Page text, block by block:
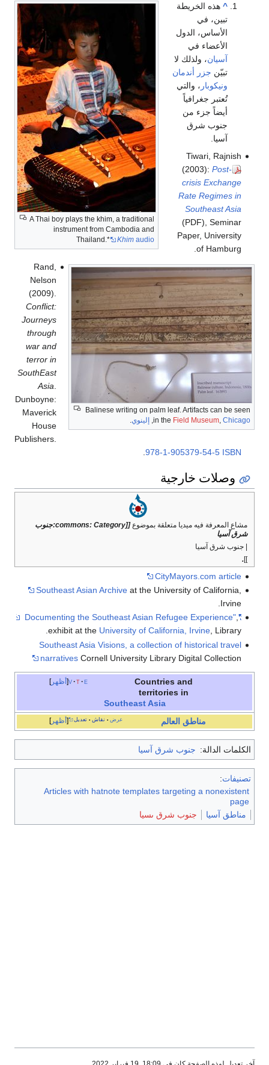
A Thai boy plays the khim, a traditional
instrument from Cambodia and
Thailand.*
Khim audio
Balinese writing on palm leaf. Artifacts can be seen
in the Field Museum Chicago إلينوي
^ هذه الخريطة
تبين، في
الأساس، الدول
الأعضاء في
آسيان، ولذلك لا
تبيّن جزر أندمان
ونيكوبار ، والتي
تُعتبر جغرافياً
أيضاً جزء من
جنوب شرق
آسيا.
Tiwari, Rajnish
(2003): Post-
crisis Exchange
Rate Regimes in
Southeast Asia
(PDF), Seminar
Paper, University
of Hamburg.
Rand,
Nelson
(2009).
Conflict:
Journeys
through
war and
terror in
SouthEast
Asia
Dunboyne:
Maverick
House
Publishers.
ISBN
978-1-905379-54-5
وصلات خارجية
مشاع المعرفة فيه ميديا متعلقة بموضوع
[[commons: Category:جنوب
شرق آسيا
| جنوب شرق آسيا
]]
.
CityMayors.com article
Southeast Asian Archiveat the University of California,
Irvine.
"Documenting the Southeast Asian Refugee Experience"
,
exhibit at the University of California, Irvine, Library.
Southeast Asia Visions, a collection of historical travel
narrativesCornell University Library Digital Collection
أظهر v t e
Countries and
territories in
Southeast Asia
أظهر عرض • نقاش • تعديل مناطق العالم
الكلمات الدالة: جنوب شرق آسيا
تصنيفات:
Articles with hatnote templates targeting a nonexistent
page
مناطق آسيا
جنوب شرق ىسيا